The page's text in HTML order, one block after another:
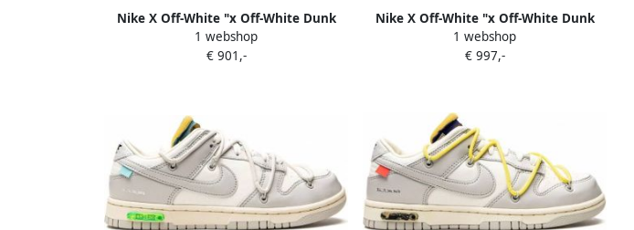
Nike X Off-White "x Off-White Dunk
Low Lot 20 of 50 sneakers" Beige
1 webshop
€ 901,-
Nike X Off-White "x Off-White Dunk
Low 14 50 sneakers" Wit
1 webshop
€ 997,-